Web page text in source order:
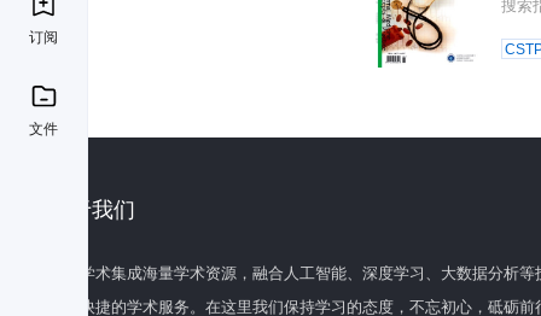
订阅
文件
搜索
关于我们
百度学术集成海量学术资源，融合人工智能、深度学习、大数据分析
全面快捷的学术服务。在这里我们保持学习的态度，不忘初心，砥砺前